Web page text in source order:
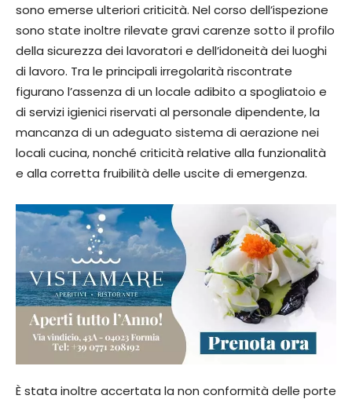
sono emerse ulteriori criticità. Nel corso dell’ispezione
sono state inoltre rilevate gravi carenze sotto il profilo
della sicurezza dei lavoratori e dell’idoneità dei luoghi
di lavoro. Tra le principali irregolarità riscontrate
figurano l’assenza di un locale adibito a spogliatoio e
di servizi igienici riservati al personale dipendente, la
mancanza di un adeguato sistema di aerazione nei
locali cucina, nonché criticità relative alla funzionalità
e alla corretta fruibilità delle uscite di emergenza.
È stata inoltre accertata la non conformità delle porte